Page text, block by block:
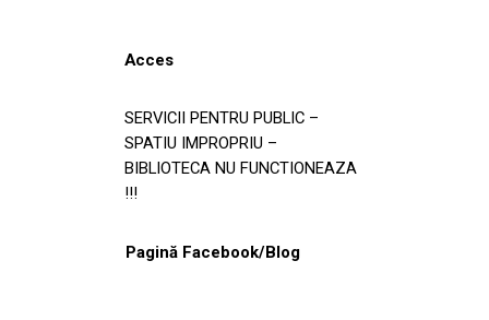
Acces
SERVICII PENTRU PUBLIC –
SPATIU IMPROPRIU –
BIBLIOTECA NU FUNCTIONEAZA
!!!
Pagină Facebook/Blog